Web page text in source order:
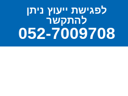
לפגישת ייעוץ ניתן
להתקשר
052-7009708